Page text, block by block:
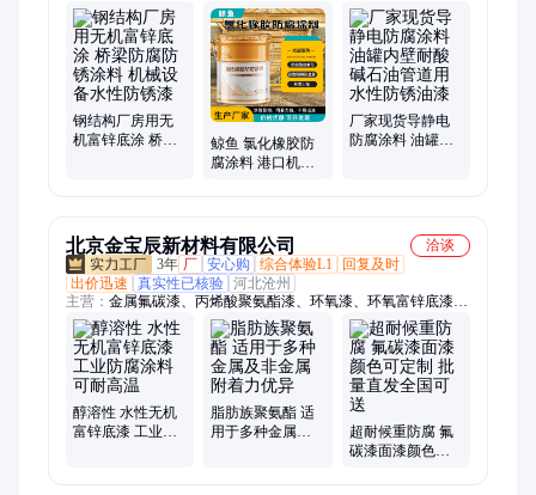
环氧树脂漆、煤沥青防腐漆、环氧铁红底漆、环氧锌黄底漆、环
氧煤沥青底漆
钢结构厂房用无
机富锌底涂 桥梁
鲸鱼 氯化橡胶防
腐涂料 港口机械
厂家现货导静电
防腐涂料 油罐内
北京金宝辰新材料有限公司
洽谈
3年 厂 安心购 综合体验L1
回复及时
出价迅速
真实性已核验 河北沧州
主营： 金属氟碳漆、丙烯酸聚氨酯漆、环氧漆、环氧富锌底漆、
水性漆、粉末涂料、水性聚氨酯漆、无机富锌底漆、环氧云铁中
间漆、氟碳漆、聚氨酯漆、工业防腐漆、环氧防腐漆、金属漆、
工业漆、设备防腐漆、钢结构防腐漆、防锈漆、耐高温漆、地坪
漆、划线漆、丙烯酸漆、环氧磷酸锌底漆、镀锌专用漆、改性脂
肪族聚氨酯漆
醇溶性 水性无机
富锌底漆 工业防
脂肪族聚氨酯 适
用于多种金属及
超耐候重防腐 氟
碳漆面漆颜色可